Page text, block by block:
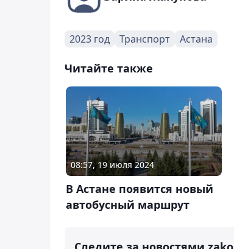
2023 год Транспорт Астана
Читайте также
08:57, 19 июля 2024
В Астане появится новый
автобусный маршрут